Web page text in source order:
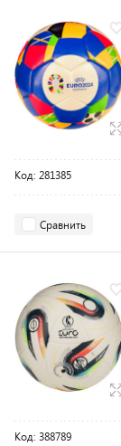
Код: 281385
Сравнить
Код: 388789